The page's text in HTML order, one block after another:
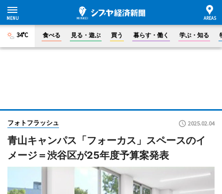
34°C 食べる 見る・遊ぶ 買う 暮らす・働く 学ぶ・知る
フォトフラッシュ 2025.02.04
青山キャンパス「フォーカス」スペースのイ
メージ＝渋谷区が25年度予算案発表